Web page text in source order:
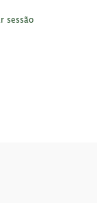
sessão